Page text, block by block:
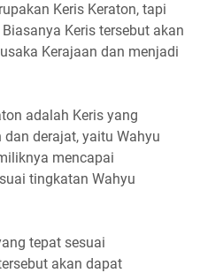
Keris Keraton, tapi
Keris tersebut akan
Kerajaan dan menjadi
adalah Keris yang
derajat, yaitu Wahyu
mencapai
tingkatan Wahyu
tepat sesuai
akan dapat